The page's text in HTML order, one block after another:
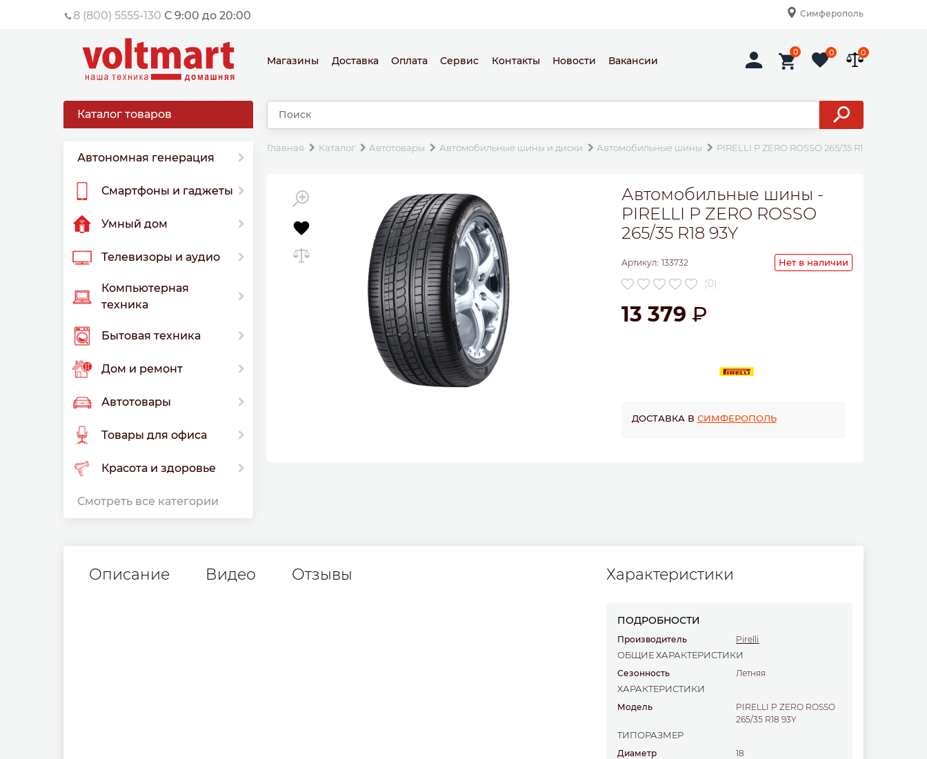
8 (800) 5555-130 С 9:00 до 20:00 Симферополь
Магазины Доставка Оплата Сервис Контакты Новости Вакансии
0 0 0
Каталог товаров
Автономная генерация
Смартфоны и гаджеты
Умный дом
Телевизоры и аудио
Компьютерная
техника
Бытовая техника
Дом и ремонт
Автотовары
Товары для офиса
Красота и здоровье
Смотреть все категории
Главная Каталог Автотовары Автомобильные шины и диски Автомобильные шины PIRELLI P ZERO ROSSO 265/35 R18 93Y
Автомобильные шины -
PIRELLI P ZERO ROSSO
265/35 R18 93Y
Артикул: 133732 Нет в наличии
(0)
13 379
ДОСТАВКА В СИМФЕРОПОЛЬ
Описание Видео Отзывы Характеристики
ПОДРОБНОСТИ
Производитель Pirelli
ОБЩИЕ ХАРАКТЕРИСТИКИ
Сезонность Летняя
ХАРАКТЕРИСТИКИ
Модель
PIRELLI P ZERO ROSSO
265/35 R18 93Y
ТИПОРАЗМЕР
Диаметр
18